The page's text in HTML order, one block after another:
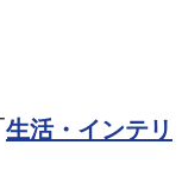
生活・インテリ